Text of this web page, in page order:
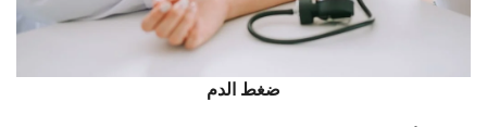
ضغط الدم